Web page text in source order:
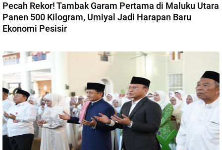
Pecah Rekor! Tambak Garam Pertama di Maluku Utara
Panen 500 Kilogram, Umiyal Jadi Harapan Baru
Ekonomi Pesisir